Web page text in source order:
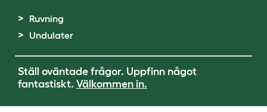
Ruvning
Undulater
Ställ oväntade frågor. Uppfinn något
fantastiskt. Välkommen in.